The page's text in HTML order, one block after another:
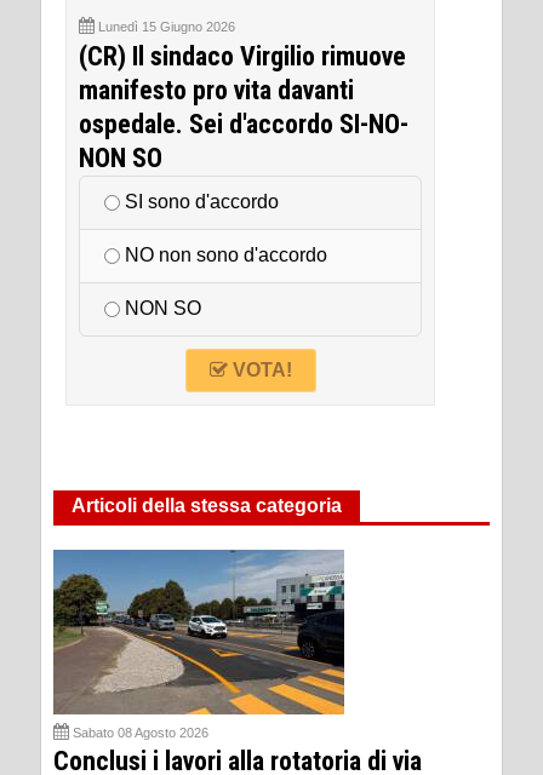
Lunedì 15 Giugno 2026
(CR) Il sindaco Virgilio rimuove
manifesto pro vita davanti
ospedale. Sei d'accordo SI-NO-
NON SO
SI sono d'accordo
NO non sono d'accordo
NON SO
VOTA!
Articoli della stessa categoria
Sabato 08 Agosto 2026
Conclusi i lavori alla rotatoria di via